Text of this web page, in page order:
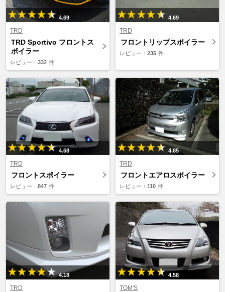
4.69
TRD
TRD Sportivo フロントス
ポイラー
レビュー： 332 件
4.69
TRD
フロントリップスポイラー
レビュー： 235 件
4.68
TRD
フロントスポイラー
レビュー： 847 件
4.85
TRD
フロントエアロスポイラー
レビュー： 110 件
4.18
TRD
4.58
TOM'S